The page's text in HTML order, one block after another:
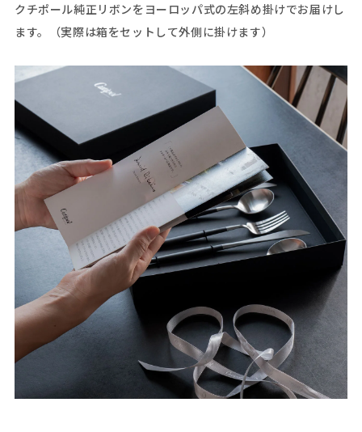
クチポール純正リボンをヨーロッパ式の左斜め掛けでお届けし
ます。（実際は箱をセットして外側に掛けます）